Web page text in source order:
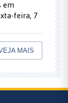
em
feira, 7
MAIS